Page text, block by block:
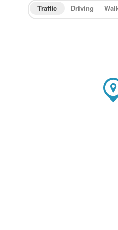
Traffic Driving